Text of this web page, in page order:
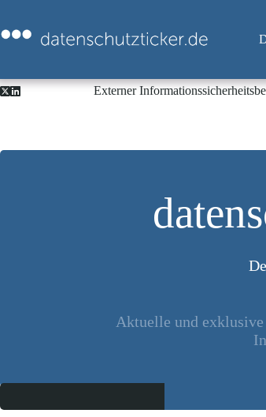
springen
Externer
Aktuelle und